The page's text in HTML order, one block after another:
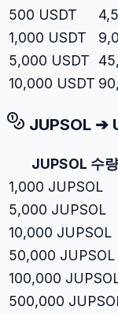
500 USDT
1,000 USDT
5,000 USDT
10,000 USDT
JUPSOL ➔
JUPSOL 수량
1,000 JUPSOL
5,000 JUPSOL
10,000 JUPSOL
50,000 JUPSOL
100,000
500,000